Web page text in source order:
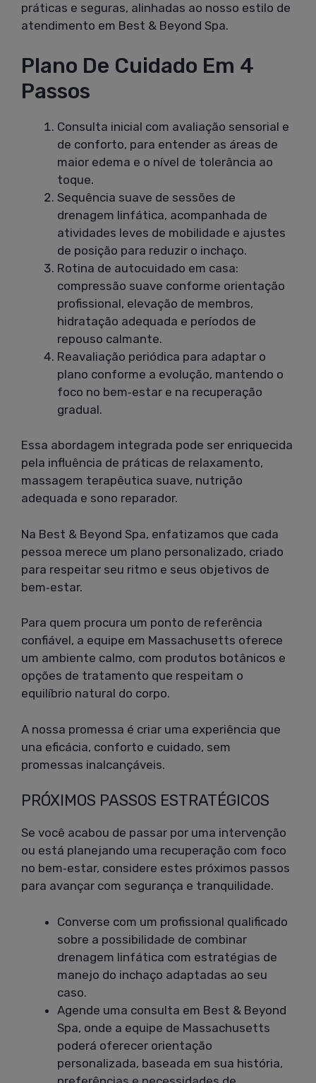
práticas e seguras, alinhadas ao nosso estilo de
atendimento em Best & Beyond Spa.
Plano De Cuidado Em 4
Passos
Consulta inicial com avaliação sensorial e
de conforto, para entender as áreas de
maior edema e o nível de tolerância ao
toque.
Sequência suave de sessões de
drenagem linfática, acompanhada de
atividades leves de mobilidade e ajustes
de posição para reduzir o inchaço.
Rotina de autocuidado em casa:
compressão suave conforme orientação
profissional, elevação de membros,
hidratação adequada e períodos de
repouso calmante.
Reavaliação periódica para adaptar o
plano conforme a evolução, mantendo o
foco no bem‑estar e na recuperação
gradual.
Essa abordagem integrada pode ser enriquecida
pela influência de práticas de relaxamento,
massagem terapêutica suave, nutrição
adequada e sono reparador.
Na Best & Beyond Spa, enfatizamos que cada
pessoa merece um plano personalizado, criado
para respeitar seu ritmo e seus objetivos de
bem‑estar.
Para quem procura um ponto de referência
confiável, a equipe em Massachusetts oferece
um ambiente calmo, com produtos botânicos e
opções de tratamento que respeitam o
equilíbrio natural do corpo.
A nossa promessa é criar uma experiência que
una eficácia, conforto e cuidado, sem
promessas inalcançáveis.
PRÓXIMOS PASSOS ESTRATÉGICOS
Se você acabou de passar por uma intervenção
ou está planejando uma recuperação com foco
no bem‑estar, considere estes próximos passos
para avançar com segurança e tranquilidade.
Converse com um profissional qualificado
sobre a possibilidade de combinar
drenagem linfática com estratégias de
manejo do inchaço adaptadas ao seu
caso.
Agende uma consulta em Best & Beyond
Spa, onde a equipe de Massachusetts
poderá oferecer orientação
personalizada, baseada em sua história,